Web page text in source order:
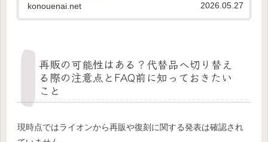
konouenai.net 2026.05.27
再販の可能性はある？代替品へ切り替え
る際の注意点とFAQ前に知っておきたい
こと
現時点ではライオンから再販や復刻に関する発表は確認され